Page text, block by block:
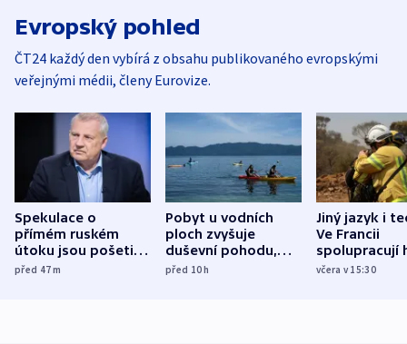
Evropský pohled
ČT24 každý den vybírá z obsahu publikovaného evropskými
veřejnými médii, členy Eurovize.
Spekulace o
přímém ruském
útoku jsou pošetilé,
míní estonský
před 47m
Pobyt u vodních
ploch zvyšuje
duševní pohodu,
ukázala
před 10h
Jiný jazyk i
Ve Francii
spolupracují
různých zemí
včera v 15:30